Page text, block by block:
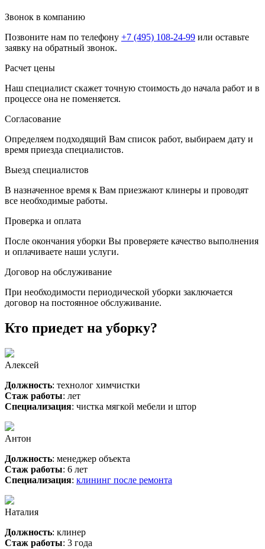
Звонок в компанию
Позвоните нам по телефону +7 (495) 108-24-99 или оставьте
заявку на обратный звонок.
Расчет цены
Наш специалист скажет точную стоимость до начала работ и в
процессе она не поменяется.
Согласование
Определяем подходящий Вам список работ, выбираем дату и
время приезда специалистов.
Выезд специалистов
В назначенное время к Вам приезжают клинеры и проводят
все необходимые работы.
Проверка и оплата
После окончания уборки Вы проверяете качество выполнения
и оплачиваете наши услуги.
Договор на обслуживание
При необходимости периодической уборки заключается
договор на постоянное обслуживание.
Кто приедет на уборку?
Алексей
Должность: технолог химчистки
Стаж работы: лет
Специализация: чистка мягкой мебели и штор
Антон
Должность: менеджер объекта
Стаж работы: 6 лет
Специализация: клининг после ремонта
Наталия
Должность: клинер
Стаж работы: 3 года